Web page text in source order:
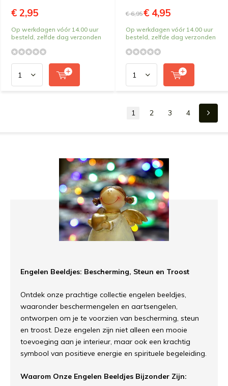
€ 2,95
Op werkdagen vóór 14.00 uur
besteld, zelfde dag verzonden
€ 6,95€ 4,95
Op werkdagen vóór 14.00 uur
besteld, zelfde dag verzonden
1 2 3 4
Engelen Beeldjes: Bescherming, Steun en Troost
Ontdek onze prachtige collectie engelen beeldjes,
waaronder beschermengelen en aartsengelen,
ontworpen om je te voorzien van bescherming, steun
en troost. Deze engelen zijn niet alleen een mooie
toevoeging aan je interieur, maar ook een krachtig
symbool van positieve energie en spirituele begeleiding.
Waarom Onze Engelen Beeldjes Bijzonder Zijn: